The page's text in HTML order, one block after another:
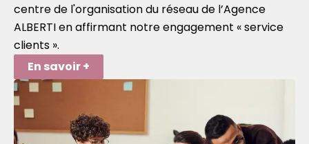
centre de l'organisation du réseau de l’Agence
ALBERTI en affirmant notre engagement « service
clients ».
En savoir +